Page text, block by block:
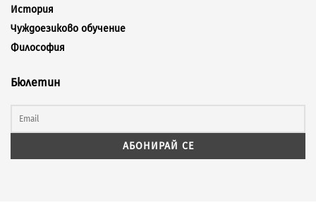
История
Чуждоезиково обучение
Философия
Бюлетин